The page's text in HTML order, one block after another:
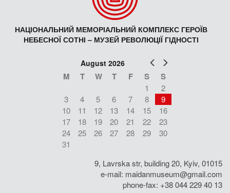
НАЦІОНАЛЬНИЙ МЕМОРІАЛЬНИЙ КОМПЛЕКС ГЕРОЇВ
НЕБЕСНОЇ СОТНІ – МУЗЕЙ РЕВОЛЮЦІЇ ГІДНОСТІ
Prev
August 2026
M T W T F S S
1
2
3
4 5 6 7 8
9
10
11 12 13 14 15
16
17
18 19 20 21 22
23
24
25 26 27 28 29
30
31
9, Lavrska str, building 20, Kyiv, 01015
e-mail: maidanmuseum@gmail.com
phone-fax: +38 044 229 40 13